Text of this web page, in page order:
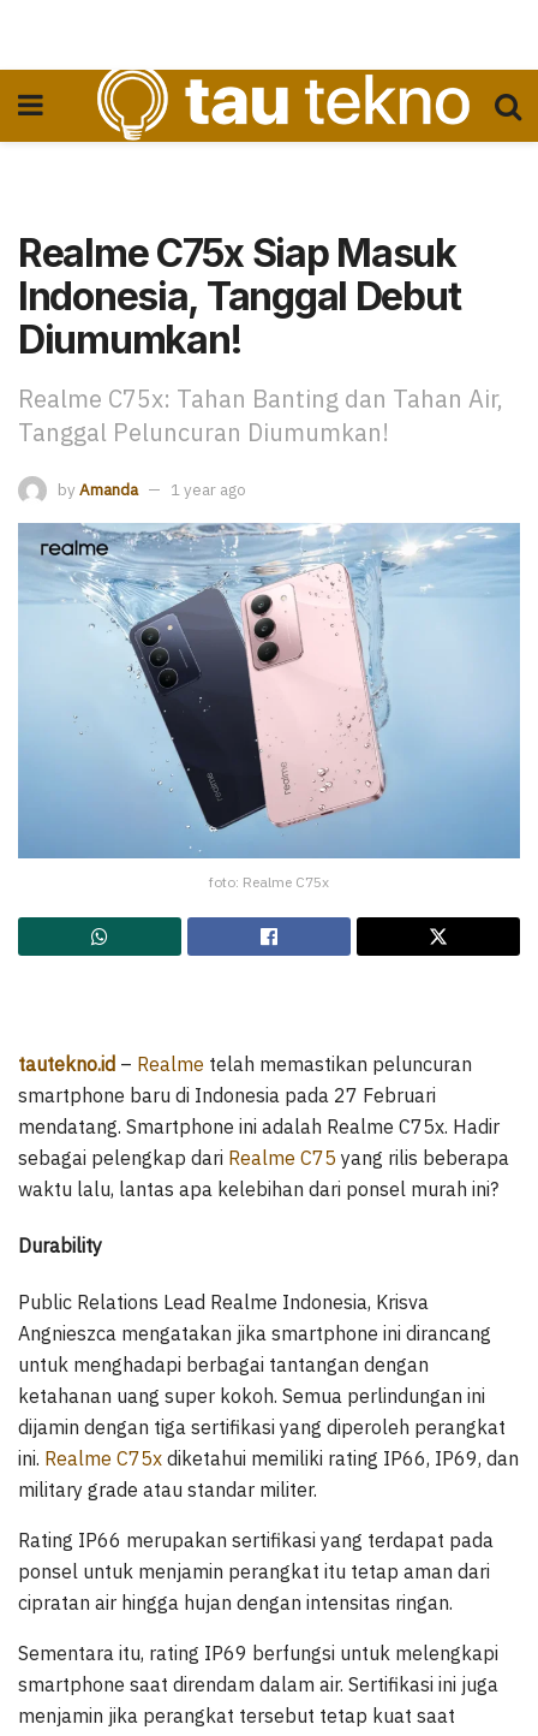
Realme C75x Siap Masuk
Indonesia, Tanggal Debut
Diumumkan!
Realme C75x: Tahan Banting dan Tahan Air,
Tanggal Peluncuran Diumumkan!
by Amanda 1 year ago
foto: Realme C75x
tautekno.id – Realme telah memastikan peluncuran
smartphone baru di Indonesia pada 27 Februari
mendatang. Smartphone ini adalah Realme C75x. Hadir
sebagai pelengkap dari Realme C75 yang rilis beberapa
waktu lalu, lantas apa kelebihan dari ponsel murah ini?
Durability
Public Relations Lead Realme Indonesia, Krisva
Angnieszca mengatakan jika smartphone ini dirancang
untuk menghadapi berbagai tantangan dengan
ketahanan uang super kokoh. Semua perlindungan ini
dijamin dengan tiga sertifikasi yang diperoleh perangkat
ini. Realme C75x diketahui memiliki rating IP66, IP69, dan
military grade atau standar militer.
Rating IP66 merupakan sertifikasi yang terdapat pada
ponsel untuk menjamin perangkat itu tetap aman dari
cipratan air hingga hujan dengan intensitas ringan.
Sementara itu, rating IP69 berfungsi untuk melengkapi
smartphone saat direndam dalam air. Sertifikasi ini juga
menjamin jika perangkat tersebut tetap kuat saat